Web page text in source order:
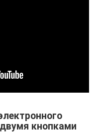
кнопками